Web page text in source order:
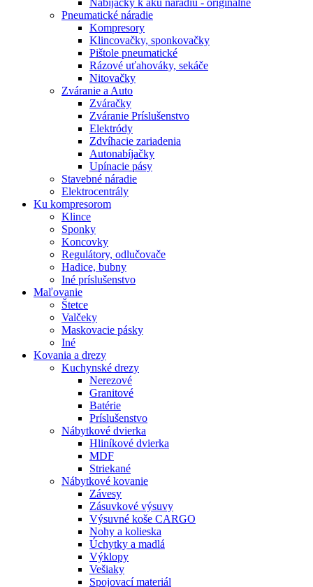
Nabíjačky k aku náradiu - originálne
Pneumatické náradie
Kompresory
Klincovačky, sponkovačky
Pištole pneumatické
Rázové uťahováky, sekáče
Nitovačky
Zváranie a Auto
Zváračky
Zváranie Príslušenstvo
Elektródy
Zdvíhacie zariadenia
Autonabíjačky
Upínacie pásy
Stavebné náradie
Elektrocentrály
Ku kompresorom
Klince
Sponky
Koncovky
Regulátory, odlučovače
Hadice, bubny
Iné príslušenstvo
Maľovanie
Štetce
Valčeky
Maskovacie pásky
Iné
Kovania a drezy
Kuchynské drezy
Nerezové
Granitové
Batérie
Príslušenstvo
Nábytkové dvierka
Hliníkové dvierka
MDF
Striekané
Nábytkové kovanie
Závesy
Zásuvkové výsuvy
Výsuvné koše CARGO
Nohy a kolieska
Úchytky a madlá
Výklopy
Vešiaky
Spojovací materiál